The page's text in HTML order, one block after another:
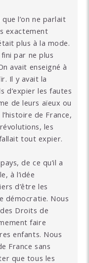
l’on ne parlait
exactement
plus à la mode.
par ne plus
avait enseigné à
Il y avait la
d’expier les fautes
de leurs aïeux ou
de France,
les
tout expier.
de ce qu’il a
à l’idée
d’être les
démocratie. Nous
Droits de
faire
enfants. Nous
France sans
que tous les